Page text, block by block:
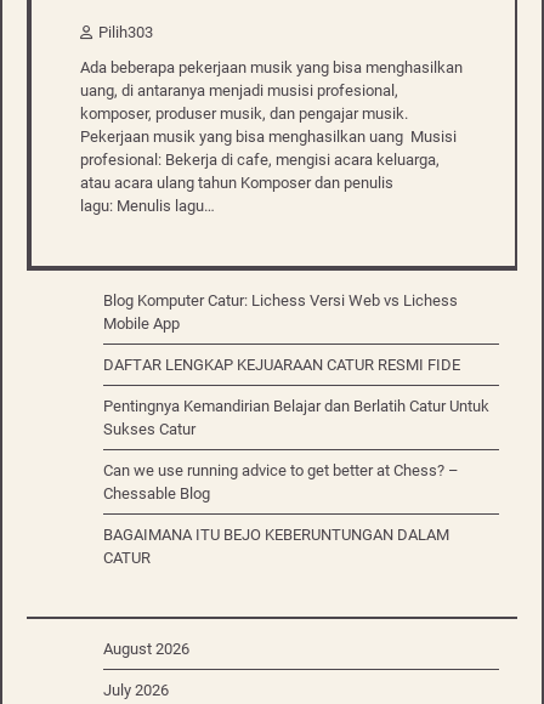
Pilih303
Ada beberapa pekerjaan musik yang bisa menghasilkan
uang, di antaranya menjadi musisi profesional,
komposer, produser musik, dan pengajar musik.
Pekerjaan musik yang bisa menghasilkan uang Musisi
profesional: Bekerja di cafe, mengisi acara keluarga,
atau acara ulang tahun Komposer dan penulis
lagu: Menulis lagu…
Blog Komputer Catur: Lichess Versi Web vs Lichess
Mobile App
DAFTAR LENGKAP KEJUARAAN CATUR RESMI FIDE
Pentingnya Kemandirian Belajar dan Berlatih Catur Untuk
Sukses Catur
Can we use running advice to get better at Chess? –
Chessable Blog
BAGAIMANA ITU BEJO KEBERUNTUNGAN DALAM
CATUR
August 2026
July 2026